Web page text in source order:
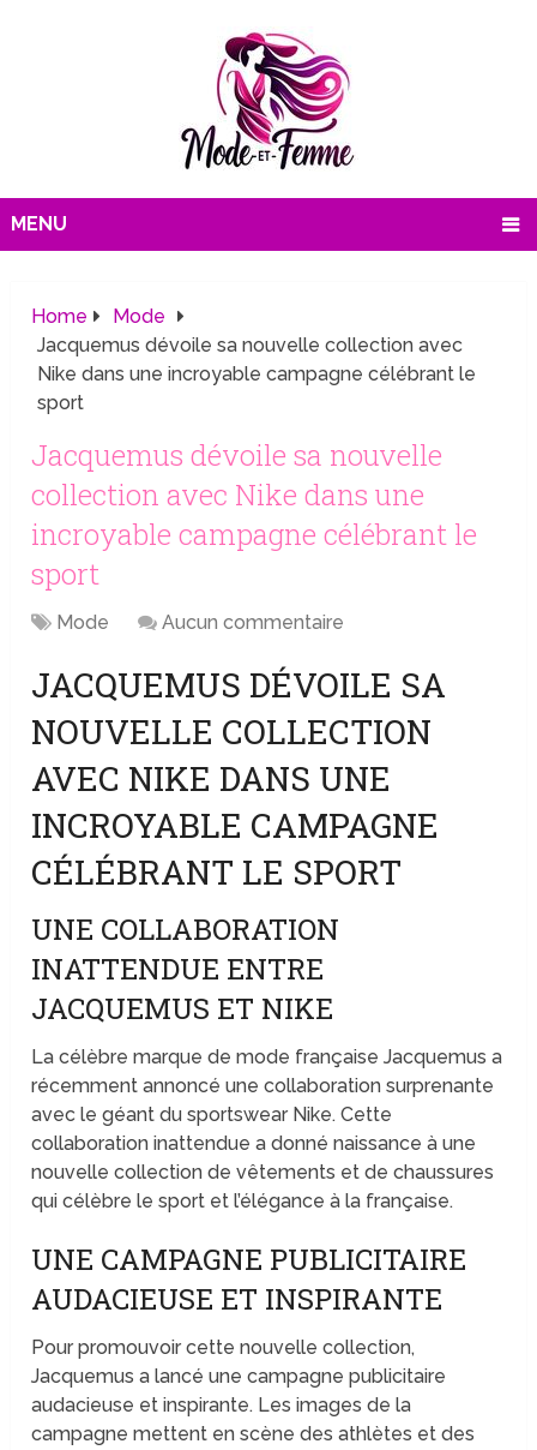
MENU
Home
Mode
Jacquemus dévoile sa nouvelle collection avec
Nike dans une incroyable campagne célébrant le
sport
Jacquemus dévoile sa nouvelle
collection avec Nike dans une
incroyable campagne célébrant le
sport
Mode Aucun commentaire
JACQUEMUS DÉVOILE SA
NOUVELLE COLLECTION
AVEC NIKE DANS UNE
INCROYABLE CAMPAGNE
CÉLÉBRANT LE SPORT
UNE COLLABORATION
INATTENDUE ENTRE
JACQUEMUS ET NIKE
La célèbre marque de mode française Jacquemus a
récemment annoncé une collaboration surprenante
avec le géant du sportswear Nike. Cette
collaboration inattendue a donné naissance à une
nouvelle collection de vêtements et de chaussures
qui célèbre le sport et l’élégance à la française.
UNE CAMPAGNE PUBLICITAIRE
AUDACIEUSE ET INSPIRANTE
Pour promouvoir cette nouvelle collection,
Jacquemus a lancé une campagne publicitaire
audacieuse et inspirante. Les images de la
campagne mettent en scène des athlètes et des